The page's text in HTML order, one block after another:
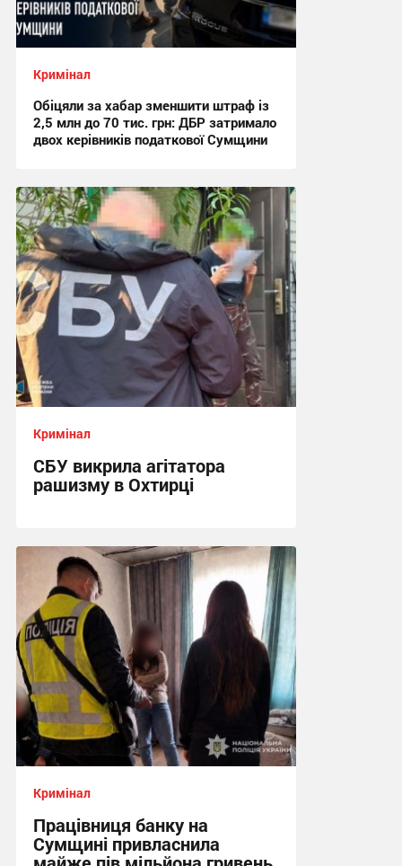
Кримінал
Обіцяли за хабар зменшити штраф із
2,5 млн до 70 тис. грн: ДБР затримало
двох керівників податкової Сумщини
17:42, 6.08.2026
Кримінал
СБУ викрила агітатора
рашизму в Охтирці
13:34, 6.08.2026
Кримінал
Працівниця банку на
Сумщині привласнила